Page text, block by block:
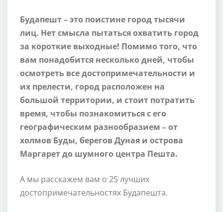
Будапешт – это поистине город тысячи
лиц. Нет смысла пытаться охватить город
за короткие выходные! Помимо того, что
вам понадобится несколько дней, чтобы
осмотреть все достопримечательности и
их прелести, город расположен на
большой территории, и стоит потратить
время, чтобы познакомиться с его
географическим разнообразием – от
холмов Буды, берегов Дуная и острова
Маргарет до шумного центра Пешта.
А мы расскажем вам о 25 лучших
достопримечательностях Будапешта.